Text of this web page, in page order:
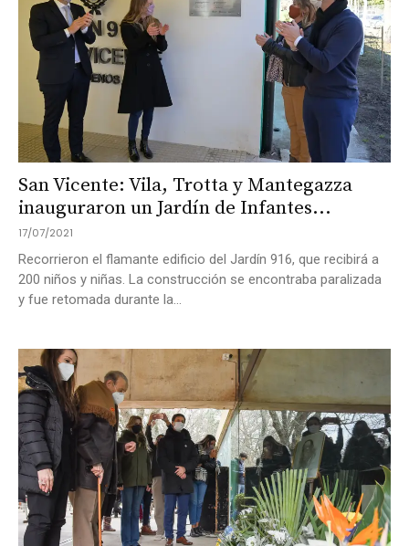
San Vicente: Vila, Trotta y Mantegazza
inauguraron un Jardín de Infantes...
17/07/2021
Recorrieron el flamante edificio del Jardín 916, que recibirá a
200 niños y niñas. La construcción se encontraba paralizada
y fue retomada durante la...